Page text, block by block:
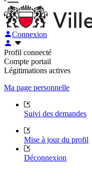
Connexion
Profil connecté
Compte portail
Légitimations actives
Ma page personnelle
Suivi des demandes
Mise à jour du profil
Déconnexion